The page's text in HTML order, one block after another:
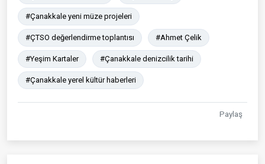
#Çanakkale yeni müze projeleri
#ÇTSO değerlendirme toplantısı #Ahmet Çelik
#Yeşim Kartaler #Çanakkale denizcilik tarihi
#Çanakkale yerel kültür haberleri
Paylaş